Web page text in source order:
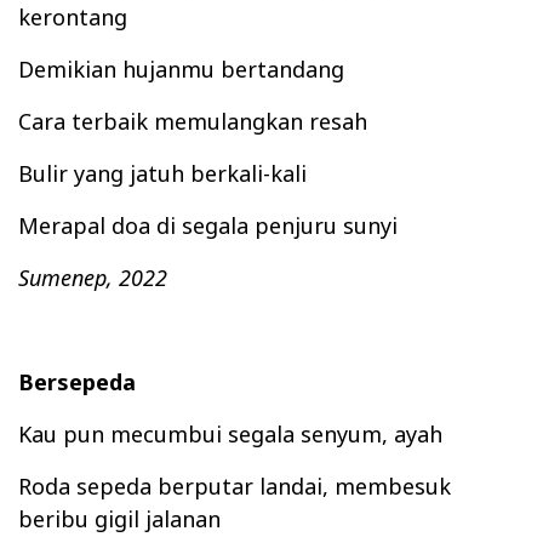
kerontang
Demikian hujanmu bertandang
Cara terbaik memulangkan resah
Bulir yang jatuh berkali-kali
Merapal doa di segala penjuru sunyi
Sumenep, 2022
Bersepeda
Kau pun mecumbui segala senyum, ayah
Roda sepeda berputar landai, membesuk
beribu gigil jalanan